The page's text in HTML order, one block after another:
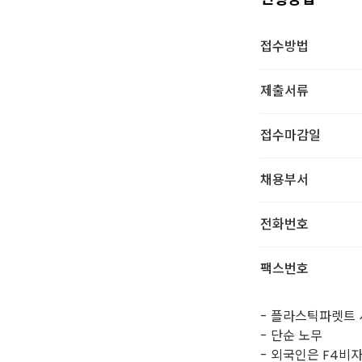
접수방법
제출서류
접수마감일
채용부서
전화번호
팩스번호
- 플라스틱파렛트
- 단순 노무
- 외국인은 F4비